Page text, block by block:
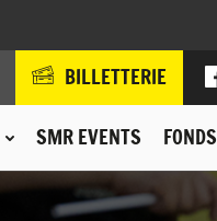
SMR EVENTS
BILLETTERIE